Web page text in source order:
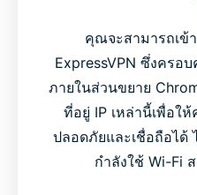
คุณจะสามารถเข้
ExpressVPN ซึ่งครอ
ภายในส่วนขยาย
ที่อยู่ IP เหล่านี้เพื่อใ
ปลอดภัยและเชื่อถือไ
กำลังใช้ Wi-Fi